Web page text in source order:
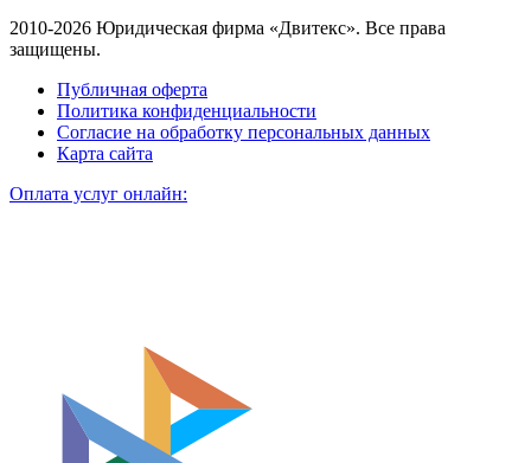
2010-2026 Юридическая фирма «Двитекс». Все права
защищены.
Публичная оферта
Политика конфиденциальности
Согласие на обработку персональных данных
Карта сайта
Оплата услуг онлайн: